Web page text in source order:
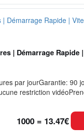
| Démarrage Rapide
par jourGarantie: 90
restriction
1000 = 13.47€